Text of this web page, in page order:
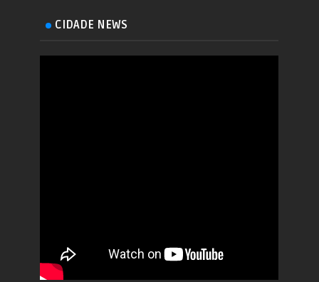
CIDADE NEWS